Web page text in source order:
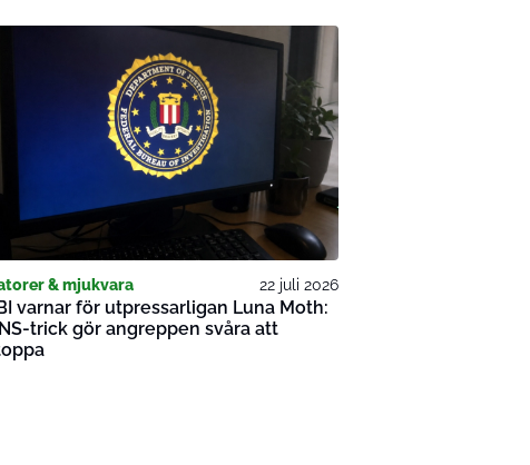
& mjukvara 22 juli 2026
varnar för utpressarligan Luna Moth:
trick gör angreppen svåra att